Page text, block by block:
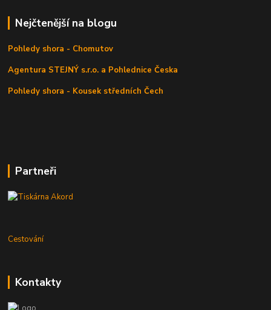
Nejčtenější na blogu
Pohledy shora - Chomutov
Agentura STEJNÝ s.r.o. a Pohlednice Česka
Pohledy shora - Kousek středních Čech
Partneři
Cestování
Kontakty